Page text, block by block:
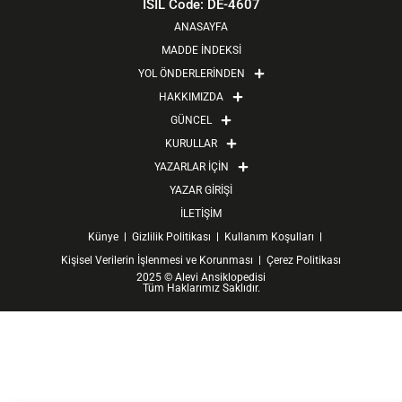
e
o
w
i
t
t
e
r
t
a
g
r
a
m
t
e
ISIL Code: DE-4607
ANASAYFA
MADDE İNDEKSİ
YOL ÖNDERLERİNDEN
HAKKIMIZDA
GÜNCEL
KURULLAR
YAZARLAR İÇİN
YAZAR GİRİŞİ
İLETİŞİM
Künye
Gizlilik Politikası
Kullanım Koşulları
Kişisel Verilerin İşlenmesi ve Korunması
Çerez Politikası
2025 © Alevi Ansiklopedisi
Tüm Haklarımız Saklıdır.